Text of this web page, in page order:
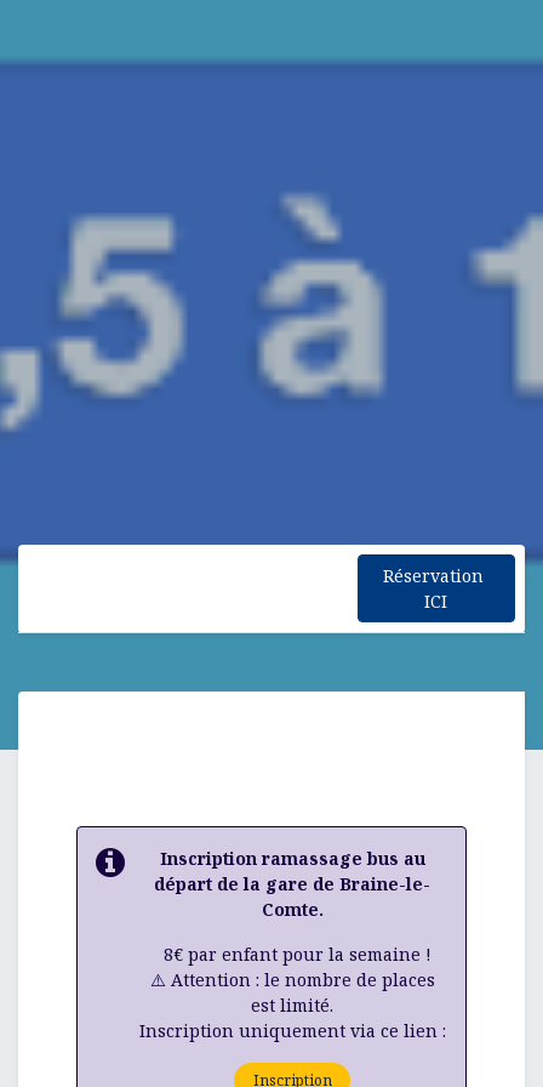
Réservation
ICI
Inscription ramassage bus au
départ de la gare de Braine-le-
Comte.
8€ par enfant pour la semaine !
⚠️ Attention : le nombre de places
est limité.
Inscription uniquement via ce lien :
Inscription